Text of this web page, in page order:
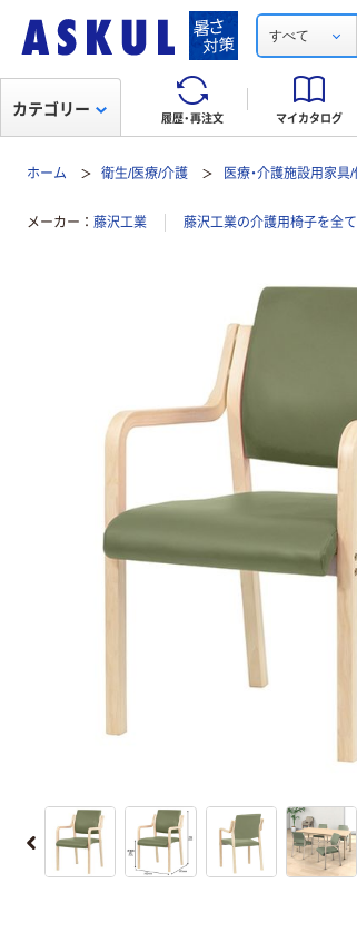
すべて
履歴・再注文 マイカタログ
カテゴリー
ホーム 衛生/医療/介護 医療・介護施設用家具/
メーカー 藤沢工業 藤沢工業の介護用椅子を全